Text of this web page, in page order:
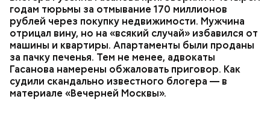
годам тюрьмы за отмывание 170 миллионов
рублей через покупку недвижимости. Мужчина
отрицал вину, но на «всякий случай» избавился от
машины и квартиры. Апартаменты были проданы
за пачку печенья. Тем не менее, адвокаты
Гасанова намерены обжаловать приговор. Как
судили скандально известного блогера — в
материале «Вечерней Москвы».